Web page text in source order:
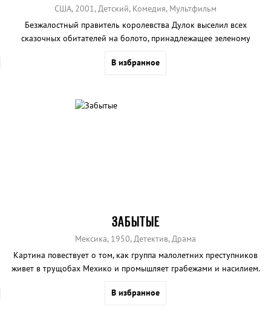
США, 2001, Детский, Комедия, Мультфильм
Безжалостный правитель королевства Дулок выселил всех
сказочных обитателей на болото, принадлежащее зеленому
В избранное
ЗАБЫТЫЕ
Мексика, 1950, Детектив, Драма
Картина повествует о том, как группа малолетних преступников
живет в трущобах Мехико и промышляет грабежами и насилием.
В избранное